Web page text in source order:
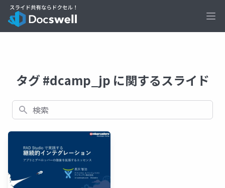
タグ #dcamp_jp に関するスライド
検索